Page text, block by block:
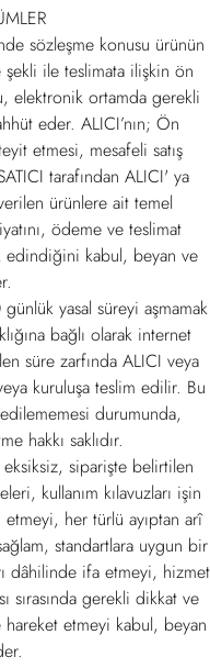
sözleşme konusu ürünün
ile teslimata ilişkin ön
elektronik ortamda gerekli
eder. ALICI’nın; Ön
etmesi, mesafeli satış
tarafından ALICI' ya
ürünlere ait temel
ödeme ve teslimat
kabul, beyan ve
yasal süreyi aşmamak
bağlı olarak internet
süre zarfında ALICI veya
kuruluşa teslim edilir. Bu
durumunda,
hakkı saklıdır.
siparişte belirtilen
kullanım kılavuzları işin
her türlü ayıptan arî
standartlara uygun bir
dâhilinde ifa etmeyi, hizmet
sırasında gerekli dikkat ve
etmeyi kabul, beyan